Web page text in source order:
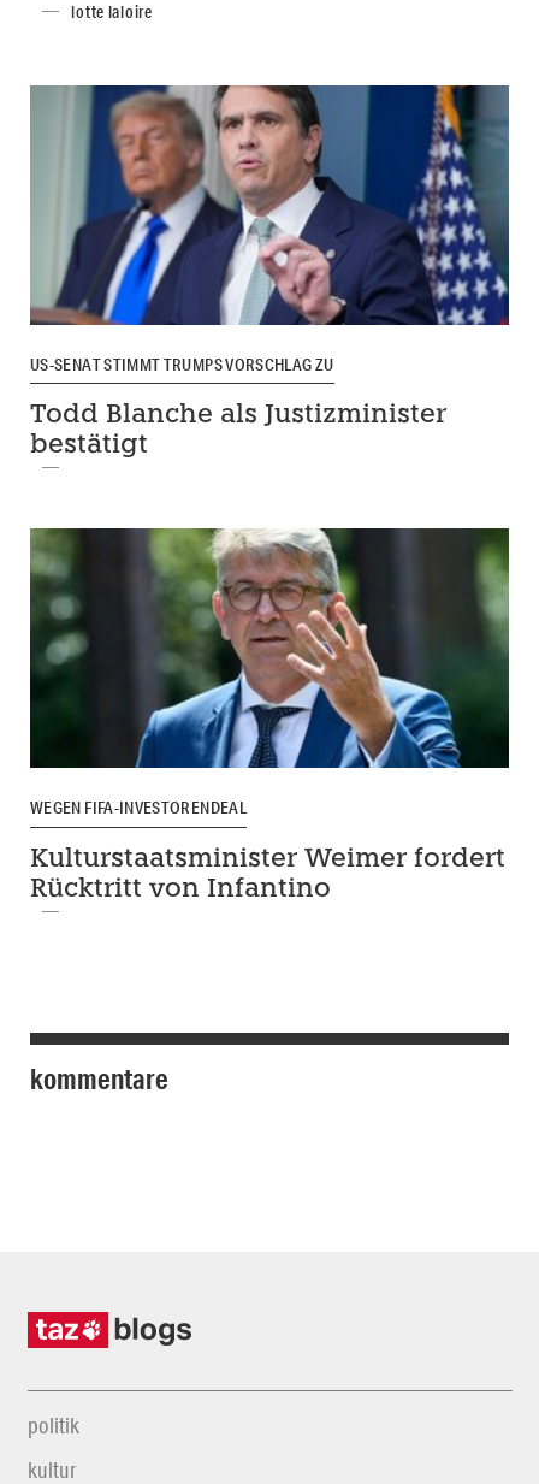
lotte laloire
US-SENAT STIMMT TRUMPS VORSCHLAG ZU
Todd Blanche als Justizminister
bestätigt
WEGEN FIFA-INVESTORENDEAL
Kulturstaatsminister Weimer fordert
Rücktritt von Infantino
kommentare
politik
kultur